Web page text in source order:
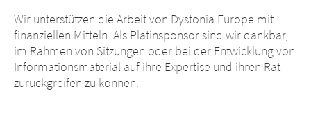
Wir unterstützen die Arbeit von Dystonia Europe mit
finanziellen Mitteln. Als Platinsponsor sind wir dankbar,
im Rahmen von Sitzungen oder bei der Entwicklung von
Informationsmaterial auf ihre Expertise und ihren Rat
zurückgreifen zu können.